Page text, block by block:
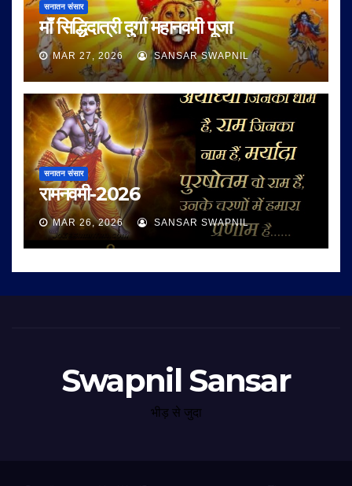
सनातन संसार
माँ सिद्धिदात्री दुर्गा महानवमी पूजा
MAR 27, 2026 SANSAR SWAPNIL
सनातन संसार
रामनवमी-2026
MAR 26, 2026 SANSAR SWAPNIL
Swapnil Sansar
भीड़ से जुदा